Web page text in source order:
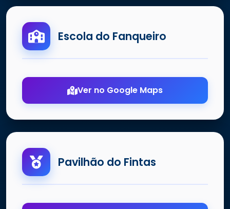
Escola do Fanqueiro
Ver no Google Maps
Pavilhão do Fintas